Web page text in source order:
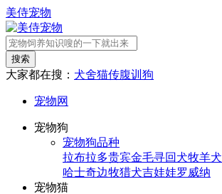
美侍宠物
搜索
大家都在搜： 犬舍猫传腹训狗
宠物网
宠物狗
宠物狗品种
拉布拉多贵宾金毛寻回犬牧羊犬
哈士奇边牧猎犬吉娃娃罗威纳
宠物猫